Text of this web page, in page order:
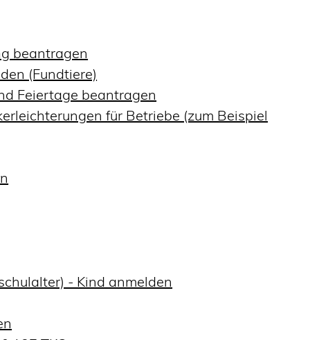
beantragen
(Fundtiere)
Feiertage beantragen
für Betriebe (zum Beispiel
- Kind anmelden